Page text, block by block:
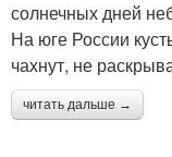
солнечных дней
На юге России
чахнут, не
читать дальше →